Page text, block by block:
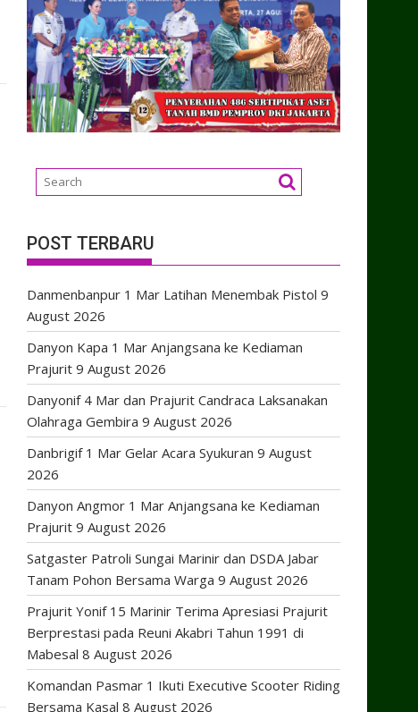
POST TERBARU
Danmenbanpur 1 Mar Latihan Menembak Pistol 9
August 2026
Danyon Kapa 1 Mar Anjangsana ke Kediaman
Prajurit 9 August 2026
Danyonif 4 Mar dan Prajurit Candraca Laksanakan
Olahraga Gembira 9 August 2026
Danbrigif 1 Mar Gelar Acara Syukuran 9 August
2026
Danyon Angmor 1 Mar Anjangsana ke Kediaman
Prajurit 9 August 2026
Satgaster Patroli Sungai Marinir dan DSDA Jabar
Tanam Pohon Bersama Warga 9 August 2026
Prajurit Yonif 15 Marinir Terima Apresiasi Prajurit
Berprestasi pada Reuni Akabri Tahun 1991 di
Mabesal 8 August 2026
Komandan Pasmar 1 Ikuti Executive Scooter Riding
Bersama Kasal 8 August 2026